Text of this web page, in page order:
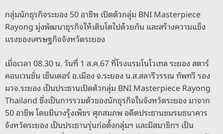
e
b
o
o
k
a
d
s
e
n
g
er
y
Li
k
l e
กลุ่มนักธุรกิจระยอง 50 อาชีพ เปิดตัวกลุ่ม BNI Masterpiece
Rayong มุ่งพัฒนาธุรกิจให้เติบโตไปด้วยกัน และสร้างความแข็ง
แรงของเศรษฐกิจจังหวัดระยอง
เมื่อเวลา 08.30 น. วันที่ 1 ส.ค.67 ที่โรงแรมโนโวเทล ระยอง สตาร์
คอนเวนชั่น เซ็นเตอร์ อ.เมือง จ.ระยอง น.ส.สลารีวรรณ ทัพทวี รอง
ผวจ.ระยอง เป็นประธานเปิดตัวกลุ่ม BNI Masterpiece Rayong
Thailand ซึ่งเป็นการรวมตัวของนักธุรกิจในจังหวัดระยอง มาจาก
50 อาชีพ โดยมีนางรุ้งเพ็ชร ศุภสมภพ อดีตประธานชมรมธนาคาร
จังหวัดระยอง เป็นประธานรุ่นก่อตั้งกลุ่มฯ และมีสมาชิกฯ เป็น